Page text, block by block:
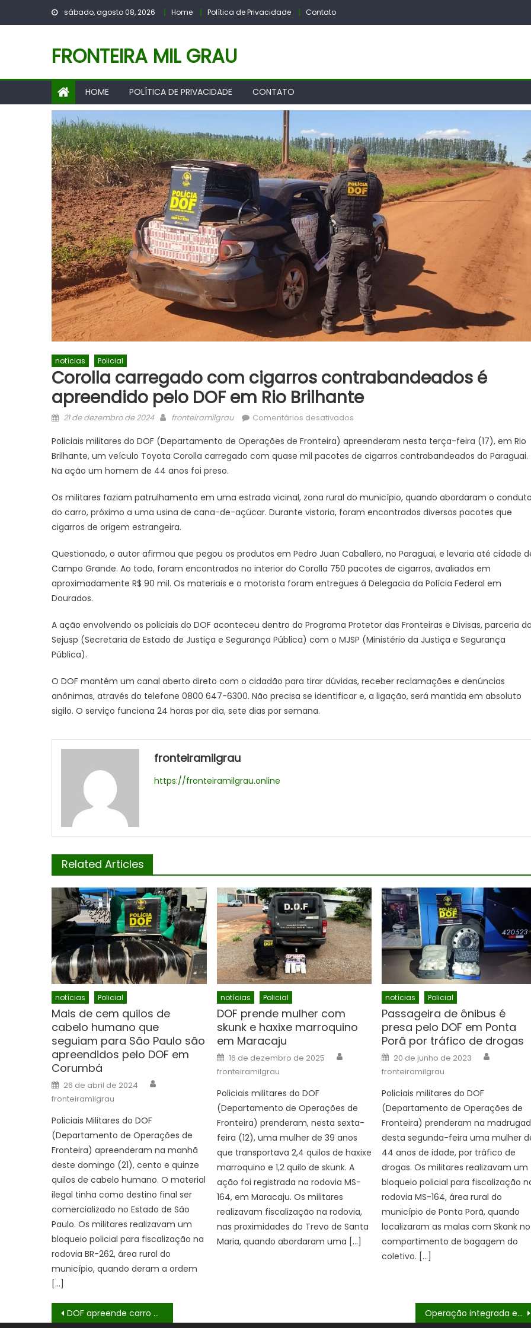
sábado, agosto 08, 2026 Home Política de Privacidade Contato
FRONTEIRA MIL GRAU
HOME POLÍTICA DE PRIVACIDADE CONTATO
notícias Policial
Corolla carregado com cigarros contrabandeados é
apreendido pelo DOF em Rio Brilhante
Posted
21 de dezembro de 2024 Author
fronteiramilgrau Comentários desativados
carregado
com
é
apreendido
em
Rio
Brilhante
Policiais militares do DOF (Departamento de Operações de Fronteira) apreenderam nesta terça-feira (17), em Rio
Brilhante, um veículo Toyota Corolla carregado com quase mil pacotes de cigarros contrabandeados do Paraguai.
Na ação um homem de 44 anos foi preso.
Os militares faziam patrulhamento em uma estrada vicinal, zona rural do município, quando abordaram o
do carro, próximo a uma usina de cana-de-açúcar. Durante vistoria, foram encontrados diversos pacotes que
cigarros de origem estrangeira.
Questionado, o autor afirmou que pegou os produtos em Pedro Juan Caballero, no Paraguai, e levaria até cidade
Campo Grande. Ao todo, foram encontrados no interior do Corolla 750 pacotes de cigarros, avaliados em
aproximadamente R$ 90 mil. Os materiais e o motorista foram entregues à Delegacia da Polícia Federal em
Dourados.
A ação envolvendo os policiais do DOF aconteceu dentro do Programa Protetor das Fronteiras e Divisas, parceria
Sejusp (Secretaria de Estado de Justiça e Segurança Pública) com o MJSP (Ministério da Justiça e Segurança
Pública).
O DOF mantém um canal aberto direto com o cidadão para tirar dúvidas, receber reclamações e denúncias
anônimas, através do telefone 0800 647-6300. Não precisa se identificar e, a ligação, será mantida em absoluto
sigilo. O serviço funciona 24 horas por dia, sete dias por semana.
fronteiramilgrau
https://fronteiramilgrau.online
Related Articles
notícias Policial
Mais de cem quilos de
cabelo humano que
seguiam para São Paulo são
apreendidos pelo DOF em
Corumbá
Posted
on
26 de abril de 2024
fronteiramilgrau
Policiais Militares do DOF
(Departamento de Operações de
Fronteira) apreenderam na manhã
deste domingo (21), cento e quinze
quilos de cabelo humano. O material
ilegal tinha como destino final ser
comercializado no Estado de São
Paulo. Os militares realizavam um
bloqueio policial para fiscalização na
rodovia BR-262, área rural do
município, quando deram a ordem
[…]
notícias Policial
DOF prende mulher com
skunk e haxixe marroquino
em Maracaju
Posted
on
16 de dezembro de 2025
fronteiramilgrau
Policiais militares do DOF
(Departamento de Operações de
Fronteira) prenderam, nesta sexta-
feira (12), uma mulher de 39 anos
que transportava 2,4 quilos de haxixe
marroquino e 1,2 quilo de skunk. A
ação foi registrada na rodovia MS-
164, em Maracaju. Os militares
realizavam fiscalização na rodovia,
nas proximidades do Trevo de Santa
Maria, quando abordaram uma […]
notícias Policial
Passageira de ônibus é
presa pelo DOF em Ponta
Porã por tráfico de drogas
Posted
on
20 de junho de 2023
fronteiramilgrau
Policiais militares do DOF
(Departamento de Operações de
Fronteira) prenderam na
desta segunda-feira uma mulher
44 anos de idade, por tráfico de
drogas. Os militares realizavam um
bloqueio policial para fiscalização
rodovia MS-164, área rural do
município de Ponta Porã, quando
localizaram as malas com Skank no
compartimento de bagagem do
coletivo. […]
Navegação
DOF apreende carro que seguia com cigarros contrabandeados para Campo Grande Operação integrada entre DOF e Denarc do PR resulta na apreensão de quase 500 quilos de drogas